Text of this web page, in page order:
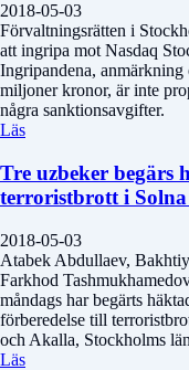
2018-05-03
Förvaltningsrätten i
att ingripa mot Nasdaq
Ingripandena,
miljoner kronor, är inte
några sanktionsavgifter.
Läs
Tre uzbeker begärs
terroristbrott i
2018-05-03
Atabek Abdullaev,
Farkhod
måndags har begärts
förberedelse till
och Akalla, Stockholms
Läs